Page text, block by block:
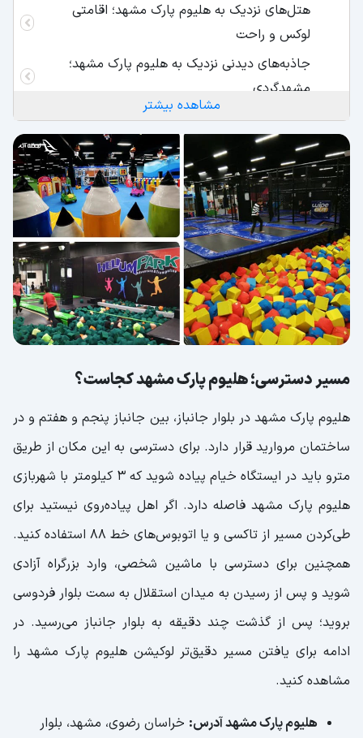
هتل‌های نزدیک به هلیوم پارک مشهد؛ اقامتی
لوکس و راحت
جاذبه‌های دیدنی نزدیک به هلیوم پارک مشهد؛
مشهدگردی
رستوران‌های اطراف هلیوم پارک مشهد؛ بهترین
غذاهای محلی و بین‌المللی
مشاهده بیشتر
مسیر دسترسی؛ هلیوم پارک مشهد کجاست؟
هلیوم پارک مشهد در بلوار جانباز، بین جانباز پنجم و هفتم و در
ساختمان مروارید قرار دارد. برای دسترسی به این مکان از طریق
مترو باید در ایستگاه خیام پیاده شوید که ۳ کیلومتر با شهربازی
هلیوم پارک مشهد فاصله دارد. اگر اهل پیاده‌روی نیستید برای
طی‌کردن مسیر از تاکسی و یا اتوبوس‌های خط ۸۸ استفاده کنید.
همچنین برای دسترسی با ماشین شخصی‌، وارد بزرگراه آزادی
شوید و پس از رسیدن به میدان استقلال به سمت بلوار فردوسی
بروید؛ پس از گذشت چند دقیقه به بلوار جانباز می‌رسید. در
ادامه برای یافتن مسیر دقیق‌تر لوکیشن هلیوم پارک مشهد را
مشاهده کنید.
هلیوم پارک مشهد آدرس: خراسان رضوی، مشهد، بلوار